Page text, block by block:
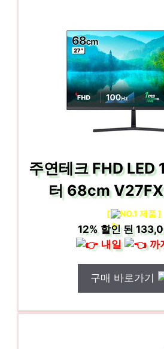
주연테크 FHD LED
터 68cm
[ NO.1 제품 ]
12% 할인 된
내일
까
구매 바로가기